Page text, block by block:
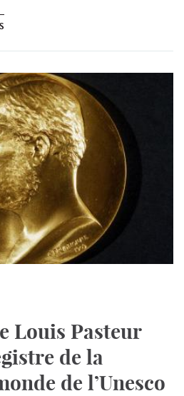
Louis Pasteur
de la
de l’Unesco